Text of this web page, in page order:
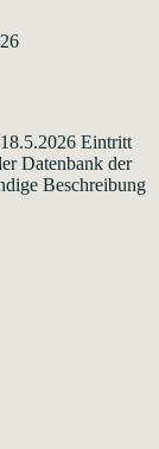
Eintritt
Datenbank der
Beschreibung